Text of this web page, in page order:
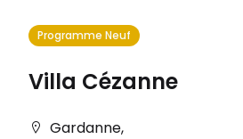
Programme Neuf
Villa Cézanne
Gardanne,